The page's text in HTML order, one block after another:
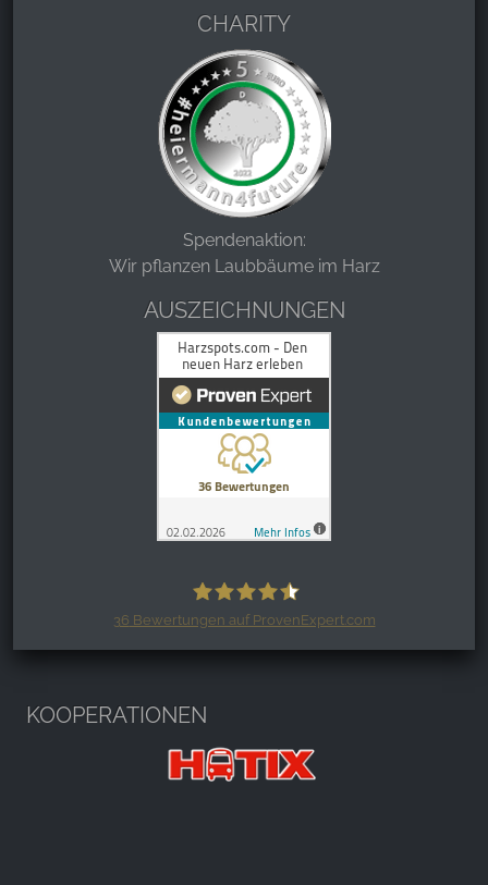
CHARITY
Spendenaktion:
Wir pflanzen Laubbäume im Harz
AUSZEICHNUNGEN
36 Bewertungen auf ProvenExpert.com
KOOPERATIONEN